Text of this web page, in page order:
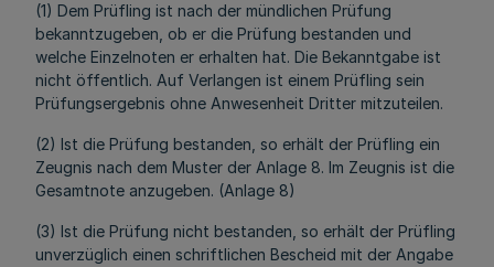
(1) Dem Prüfling ist nach der mündlichen Prüfung
bekanntzugeben, ob er die Prüfung bestanden und
welche Einzelnoten er erhalten hat. Die Bekanntgabe ist
nicht öffentlich. Auf Verlangen ist einem Prüfling sein
Prüfungsergebnis ohne Anwesenheit Dritter mitzuteilen.
(2) Ist die Prüfung bestanden, so erhält der Prüfling ein
Zeugnis nach dem Muster der Anlage 8. Im Zeugnis ist die
Gesamtnote anzugeben. (Anlage 8)
(3) Ist die Prüfung nicht bestanden, so erhält der Prüfling
unverzüglich einen schriftlichen Bescheid mit der Angabe